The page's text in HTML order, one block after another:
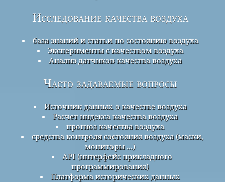
Исследование качества воздуха
база знаний и статьи по состоянию воздуха
Эксперименты с качеством воздуха
Анализ датчиков качества воздуха
Часто задаваемые вопросы
Источник данных о качестве воздуха
Расчет индекса качества воздуха
прогноз качества воздуха
средства контроля состояния воздуха (маски,
мониторы ...)
API (интерфейс прикладного
программирования)
Платформа исторических данных